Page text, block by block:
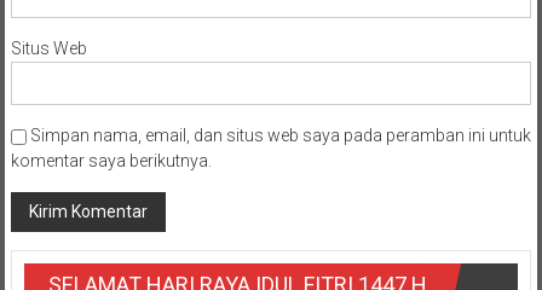
Situs Web
Simpan nama, email, dan situs web saya pada peramban ini untuk
komentar saya berikutnya.
SELAMAT HARI RAYA IDUL FITRI 1447 H